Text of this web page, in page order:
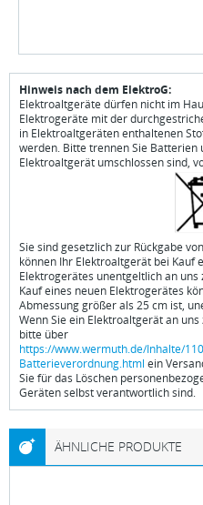
Hinweis nach dem ElektroG:
Elektroaltgeräte dürfen nicht im
Elektrogeräte mit der
in Elektroaltgeräten enthaltenen
werden. Bitte trennen Sie
Elektroaltgerät umschlossen sind,
Sie sind gesetzlich zur Rückgabe
können Ihr Elektroaltgerät bei Kauf
Elektrogerätes unentgeltlich an
Kauf eines neuen Elektrogerätes
Abmessung größer als 25 cm ist,
Wenn Sie ein Elektroaltgerät an
bitte über
https://www.wermuth.de/Inhalte/
Batterieverordnung.html ein
Sie für das Löschen
Geräten selbst verantwortlich sind.
ÄHNLICHE PRODUKTE